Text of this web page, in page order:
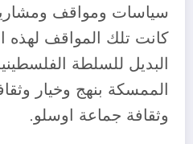
سياسات ومواقف
كانت تلك المواقف لهذه
البديل للسلطة
الممسكة بنهج وخيار
وثقافة جماعة اوسلو.